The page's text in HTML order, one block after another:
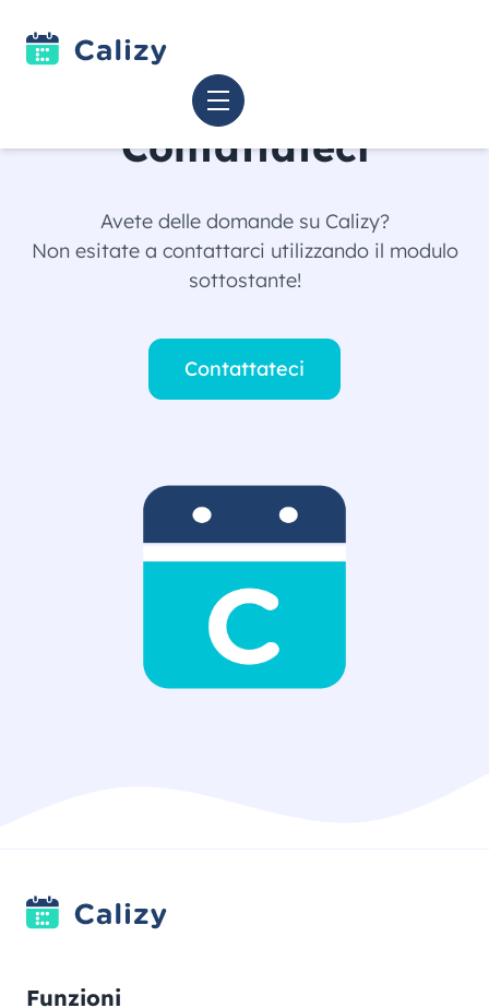
Contattateci
Avete delle domande su Calizy?
Non esitate a contattarci utilizzando il modulo
sottostante!
Contattateci
Funzioni